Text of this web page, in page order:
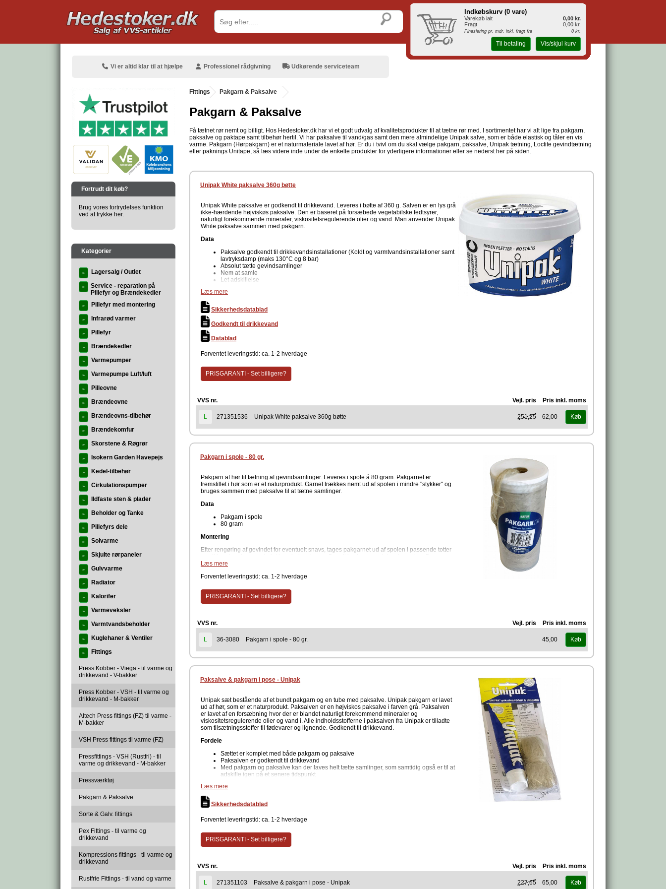
Vi er altid klar til at hjælpe Professionel rådgivning Udkørende serviceteam
Fortrudt dit køb?
Brug vores fortrydelses funktion
ved at trykke her.
Kategorier
» Lagersalg / Outlet
»
Service - reparation på
Pillefyr og Brændekedler
» Pillefyr med montering
» Infrarød varmer
» Pillefyr
» Brændekedler
» Varmepumper
» Varmepumpe Luft/luft
» Pilleovne
» Brændeovne
» Brændeovns-tilbehør
» Brændekomfur
» Skorstene & Røgrør
» Isokern Garden Havepejs
» Kedel-tilbehør
» Cirkulationspumper
» Ildfaste sten & plader
» Beholder og Tanke
» Pillefyrs dele
» Solvarme
» Skjulte rørpaneler
» Gulvvarme
» Radiator
» Kalorifer
» Varmeveksler
» Varmtvandsbeholder
» Kuglehaner & Ventiler
» Fittings
Press Kobber - Viega - til varme og
drikkevand - V-bakker
Press Kobber - VSH - til varme og
drikkevand - M-bakker
Altech Press fittings (FZ) til varme -
M-bakker
VSH Press fittings til varme (FZ)
Pressfittings - VSH (Rustfri) - til
varme og drikkevand - M-bakker
Pressværktøj
Pakgarn & Paksalve
Sorte & Galv. fittings
Pex Fittings - til varme og
drikkevand
Kompressions fittings - til varme og
drikkevand
Rustfrie Fittings - til vand og varme
Fittings . Pakgarn & Paksalve
Pakgarn & Paksalve
Få tætnet rør nemt og billigt. Hos Hedestoker.dk har vi et godt udvalg af kvalitetsprodukter til at tætne rør med. I sortimentet har vi alt lige fra pakgarn,
paksalve og paktape samt tilbehør hertil. Vi har paksalve til vand/gas samt den mere almindelige Unipak salve, som er både elastisk og tåler en vis
varme. Pakgarn (Hørpakgarn) er et naturmateriale lavet af hør. Er du i tvivl om du skal vælge pakgarn, paksalve, Unipak tætning, Loctite gevindtætning
eller paknings Unitape, så læs videre inde under de enkelte produkter for yderligere informationer eller se nederst her på siden.
Unipak White paksalve 360g bøtte
Unipak White paksalve er godkendt til drikkevand. Leveres i bøtte af 360 g. Salven er en lys grå
ikke-hærdende højviskøs paksalve. Den er baseret på forsæbede vegetabilske fedtsyrer,
naturligt forekommende mineraler, viskositetsregulerende olier og vand. Man anvender Unipak
White paksalve sammen med pakgarn.
Data
Paksalve godkendt til drikkevandsinstallationer (Koldt og varmtvandsinstallationer samt
lavtryksdamp (maks 130°C og 8 bar)
Absolut tætte gevindsamlinger
Nem at samle
Let adskillelse
Leveres i 360 grams plastbæger
Farve
Producent
Læs mere
Sikkerhedsdatablad
Godkendt til drikkevand
Datablad
Forventet leveringstid: ca. 1-2 hverdage
PRISGARANTI - Set billigere?
VVS nr. Vejl. pris Pris inkl. moms
L 271351536 Unipak White paksalve 360g bøtte 251,25 62,00 Køb
Pakgarn i spole - 80 gr.
Pakgarn af hør til tætning af gevindsamlinger. Leveres i spole á 80 gram. Pakgarnet er
fremstillet i hør som er et naturprodukt. Garnet trækkes nemt ud af spolen i mindre "stykker" og
bruges sammen med paksalve til at tætne samlinger.
Data
Pakgarn i spole
80 gram
Montering
Efter rengøring af gevindet for eventuelt snavs, tages pakgarnet ud af spolen i passende totter
påsmøres herefter paksalve i samme retning i et passende og ensartet lag.
Producent
Kemitura
Læs mere
Forventet leveringstid: ca. 1-2 hverdage
PRISGARANTI - Set billigere?
VVS nr. Vejl. pris Pris inkl. moms
L 36-3080 Pakgarn i spole - 80 gr. 45,00 Køb
Paksalve & pakgarn i pose - Unipak
Unipak sæt bestående af et bundt pakgarn og en tube med paksalve. Unipak pakgarn er lavet
ud af hør, som er et naturprodukt. Paksalven er en højviskos paksalve i farven grå. Paksalven
er lavet af en forsæbning hvor der er blandet naturligt forekommend mineraler og
viskositetsregulerende olier og vand i. Alle indholdsstofferne i paksalven fra Unipak er tilladte
som tilsætningsstoffer til fødevarer og lignende. Godkendt til drikkevand.
Fordele
Sættet er komplet med både pakgarn og paksalve
Paksalven er godkendt til drikkevand
Med pakgarn og paksalve kan der laves helt tætte samlinger, som samtidig også er til at
adskille igen på et senere tidspunkt
Sættet indeholder
Unigarn: 13 gram
Hvordan bruger man Unipak pakgarn og paksalve?
til. Derefter påsmøres paksalven i samme retning,- også i gevindets retning. Eventuel
beskrivelser af hvordan man bedst muligt laver tætte gevindsamlinger med deres produkter.
Disse beskrivelser kan man med fordel bruge, hvis man ikke tidligere har anvendt Unipak.
Læs mere
Sikkerhedsdatablad
Forventet leveringstid: ca. 1-2 hverdage
PRISGARANTI - Set billigere?
VVS nr. Vejl. pris Pris inkl. moms
L 271351103 Paksalve & pakgarn i pose - Unipak 227,65 65,00 Køb
Indkøbskurv (0 vare)
Varekøb ialt
0,00 kr.
Fragt
0,00 kr.
Finasiering pr. mdr. inkl. fragt fra 0 kr.
Til betaling Vis/skjul kurv